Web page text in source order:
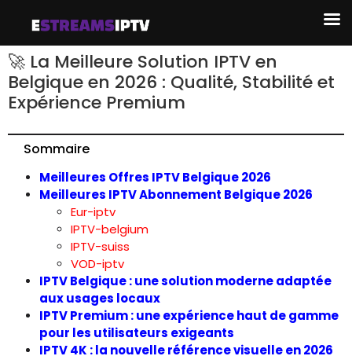
🚀 La Meilleure Solution IPTV en
Belgique en 2026 : Qualité, Stabilité et
Expérience Premium
Sommaire
Meilleures Offres IPTV Belgique 2026
Meilleures IPTV Abonnement Belgique 2026
Eur-iptv
IPTV-belgium
IPTV-suiss
VOD-iptv
IPTV Belgique : une solution moderne adaptée
aux usages locaux
IPTV Premium : une expérience haut de gamme
pour les utilisateurs exigeants
IPTV 4K : la nouvelle référence visuelle en 2026